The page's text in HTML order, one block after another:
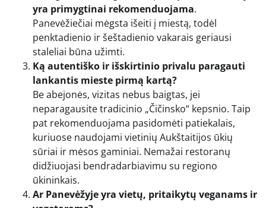
yra primygtinai rekomenduojama.
Panevėžiečiai mėgsta išeiti į miestą, todėl
penktadienio ir šeštadienio vakarais geriausi
staleliai būna užimti.
Ką autentiško ir išskirtinio privalu paragauti
lankantis mieste pirmą kartą?
Be abejonės, vizitas nebus baigtas, jei
neparagausite tradicinio „Čičinsko“ kepsnio. Taip
pat rekomenduojama pasidomėti patiekalais,
kuriuose naudojami vietinių Aukštaitijos ūkių
sūriai ir mėsos gaminiai. Nemažai restoranų
didžiuojasi bendradarbiavimu su regiono
ūkininkais.
Ar Panevėžyje yra vietų, pritaikytų veganams ir